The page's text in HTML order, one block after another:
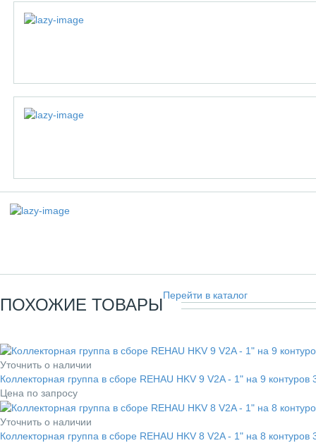
ПОХОЖИЕ ТОВАРЫПерейти в каталог
Уточнить о наличии
Коллекторная группа в сборе REHAU HKV 9 V2A - 1" на 9
Цена по запросу
Уточнить о наличии
Коллекторная группа в сборе REHAU HKV 8 V2A - 1" на 8